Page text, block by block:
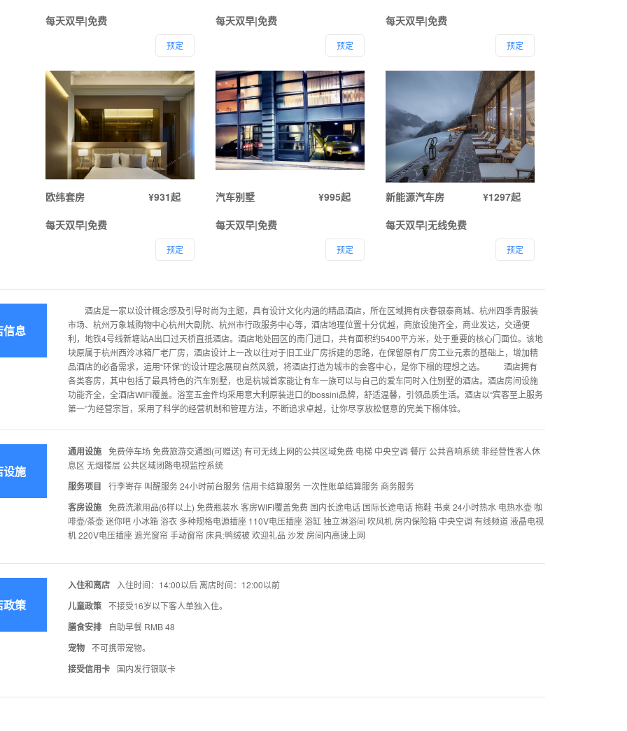
每天双早|免费
预定
每天双早|免费
预定
每天双早|免费
预定
欧纬套房
¥931起
每天双早|免费
预定
汽车别墅
¥995起
每天双早|免费
预定
新能源汽车房
¥1297起
每天双早|无线免费
预定
信息
酒店是一家以设计概念感及引导时尚为主题，具有设计文化内涵的精品酒店，所在区域拥有庆春银泰商城、杭州四季青服装
市场、杭州万象城购物中心杭州大剧院、杭州市行政服务中心等，酒店地理位置十分优越，商旅设施齐全，商业发达，交通便
利，地铁4号线新塘站A出口过天桥直抵酒店。酒店地处园区的南门进口，共有面积约5400平方米，处于重要的核心门面位。该地
块原属于杭州西泠冰箱厂老厂房，酒店设计上一改以往对于旧工业厂房拆建的思路，在保留原有厂房工业元素的基础上，增加精
品酒店的必备需求，运用“环保”的设计理念展现自然风貌，将酒店打造为城市的会客中心，是你下榻的理想之选。 酒店拥有
各类客房，其中包括了最具特色的汽车别墅，也是杭城首家能让有车一族可以与自己的爱车同时入住别墅的酒店。酒店房间设施
功能齐全，全酒店WIFI覆盖。浴室五金件均采用意大利原装进口的bossini品牌，舒适温馨，引领品质生活。酒店以“宾客至上服务
第一”为经营宗旨，采用了科学的经营机制和管理方法，不断追求卓越，让你尽享放松惬意的完美下榻体验。
设施
通用设施
免费停车场 免费旅游交通图(可赠送) 有可无线上网的公共区域免费 电梯 中央空调 餐厅 公共音响系统 非经营性客人休
息区 无烟楼层 公共区域闭路电视监控系统
服务项目 行李寄存 叫醒服务 24小时前台服务 信用卡结算服务 一次性账单结算服务 商务服务
客房设施
免费洗漱用品(6样以上) 免费瓶装水 客房WIFI覆盖免费 国内长途电话 国际长途电话 拖鞋 书桌 24小时热水 电热水壶 咖
啡壶/茶壶 迷你吧 小冰箱 浴衣 多种规格电源插座 110V电压插座 浴缸 独立淋浴间 吹风机 房内保险箱 中央空调 有线频道 液晶电视
机 220V电压插座 遮光窗帘 手动窗帘 床具:鸭绒被 欢迎礼品 沙发 房间内高速上网
政策
入住和离店 入住时间：14:00以后 离店时间：12:00以前
儿童政策 不接受16岁以下客人单独入住。
膳食安排 自助早餐 RMB 48
宠物 不可携带宠物。
接受信用卡 国内发行银联卡